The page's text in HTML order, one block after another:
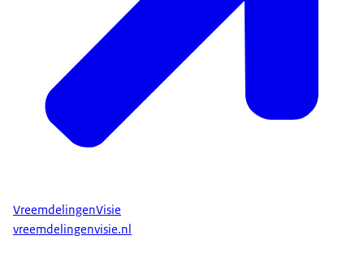
VreemdelingenVisie
vreemdelingenvisie.nl